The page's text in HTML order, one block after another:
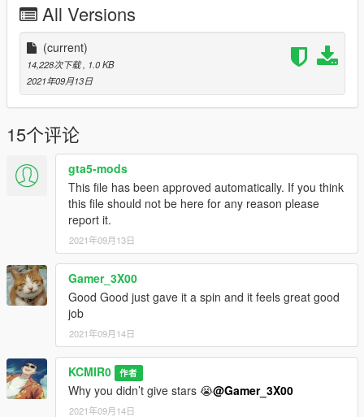
All Versions
(current)
14,228次下载, 1.0 KB
2021年09月13日
15个评论
gta5-mods
This file has been approved automatically. If you think
this file should not be here for any reason please
report it.
2021年09月13日
Gamer_3X00
Good Good just gave it a spin and it feels great good
job
2021年09月14日
KCMIR0 作者
Why you didn’t give stars 😭@Gamer_3X00
2021年09月14日